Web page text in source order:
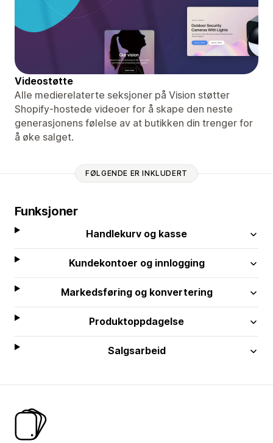
Videostøtte
Alle medierelaterte seksjoner på Vision støtter
Shopify-hostede videoer for å skape den neste
generasjonens følelse av at butikken din trenger for
å øke salget.
FØLGENDE ER INKLUDERT
Funksjoner
Handlekurv og kasse
Kundekontoer og innlogging
Markedsføring og konvertering
Produktoppdagelse
Salgsarbeid